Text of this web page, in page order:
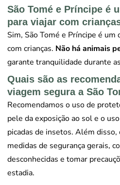
São Tomé e Príncipe é
para viajar com
Sim, São Tomé e Príncipe é
com crianças. Não há animais
garante tranquilidade durante
Quais são as
viagem segura a São
Recomendamos o uso de
pele da exposição ao sol e o
picadas de insetos. Além
medidas de segurança gerais,
desconhecidas e tomar
estadia.